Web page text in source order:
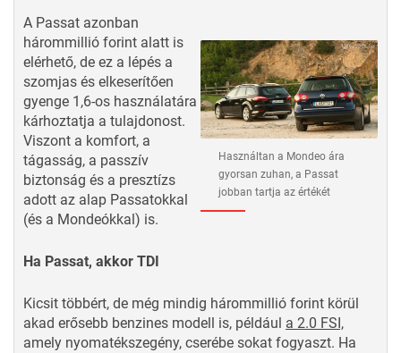
Használtan a Mondeo ára
gyorsan zuhan, a Passat
jobban tartja az értékét
A Passat azonban
hárommillió forint alatt is
elérhető, de ez a lépés a
szomjas és elkeserítően
gyenge 1,6-os használatára
kárhoztatja a tulajdonost.
Viszont a komfort, a
tágasság, a passzív
biztonság és a presztízs
adott az alap Passatokkal
(és a Mondeókkal) is.
Ha Passat, akkor TDI
Kicsit többért, de még mindig hárommillió forint körül
akad erősebb benzines modell is, például a 2.0 FSI,
amely nyomatékszegény, cserébe sokat fogyaszt. Ha